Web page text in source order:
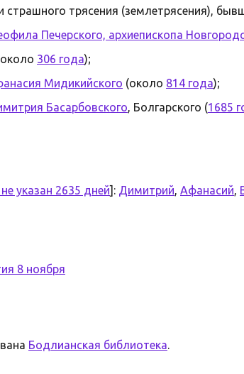
страшного трясения (землетрясения),
Печерского, архиепископа
306 года);
Мидикийского (около 814 года);
Басарбовского, Болгарского (1685
указан 2635 дней]: Димитрий, Афанасий,
8 ноября
Бодлианская библиотека.